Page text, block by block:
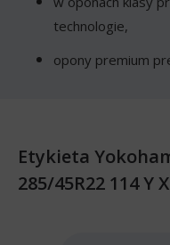
technologie,
opony premium
Etykieta
285/45R22 114 Y